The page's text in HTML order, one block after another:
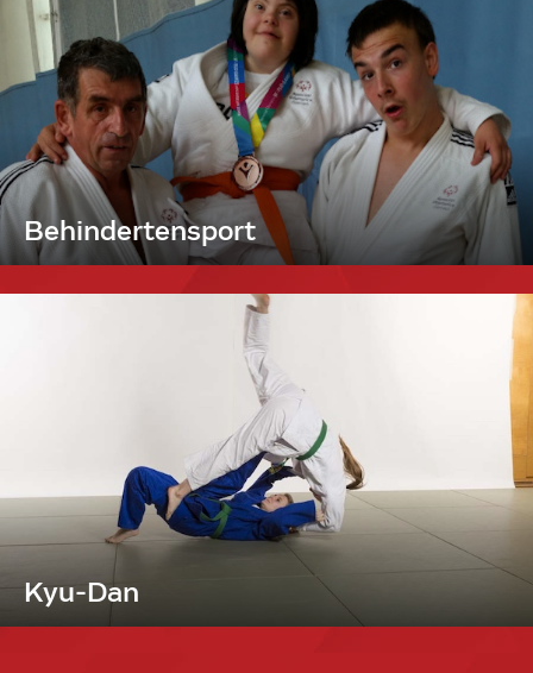
Behindertensport
Kyu-Dan